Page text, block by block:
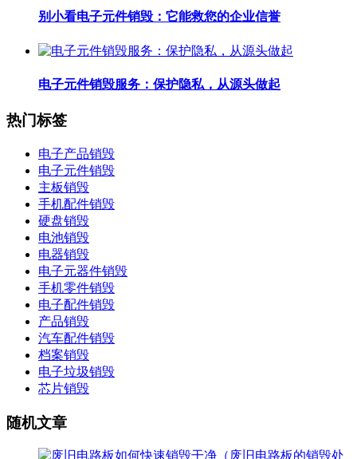
别小看电子元件销毁：它能救您的企业信誉
电子元件销毁服务：保护隐私，从源头做起
热门标签
电子产品销毁
电子元件销毁
主板销毁
手机配件销毁
硬盘销毁
电池销毁
电器销毁
电子元器件销毁
手机零件销毁
电子配件销毁
产品销毁
汽车配件销毁
档案销毁
电子垃圾销毁
芯片销毁
随机文章